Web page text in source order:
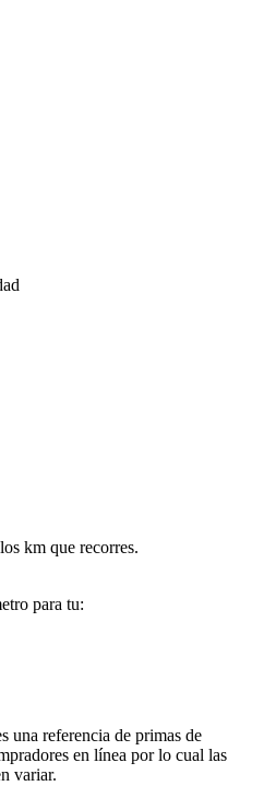
km que recorres.
para tu:
una referencia de primas de
en línea por lo cual las
variar.